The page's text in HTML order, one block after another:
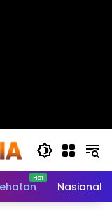
Nasional